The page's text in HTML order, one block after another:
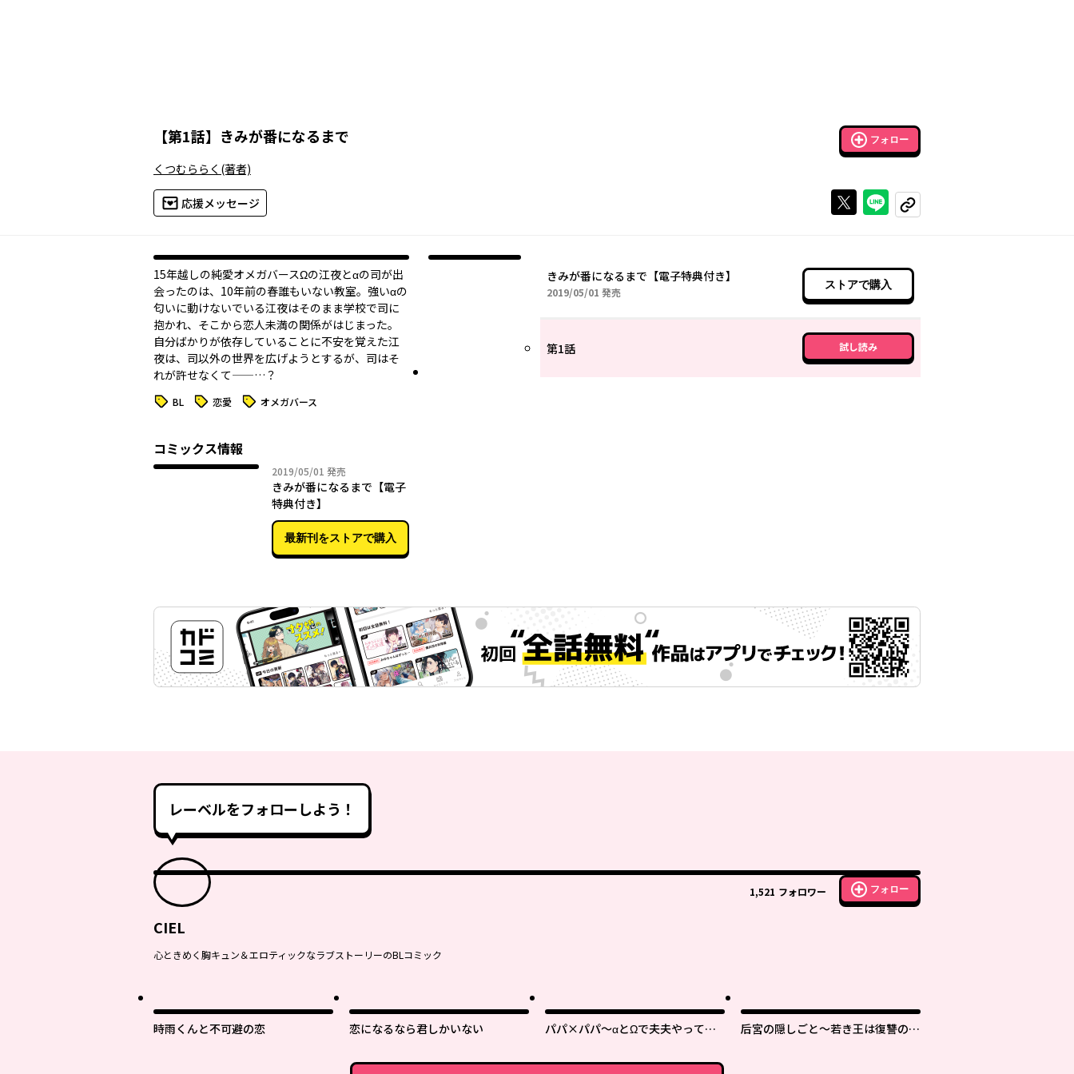
【第1話】 きみが番になるまで フォロー
くつむららく (著者)
応援メッセージ Xで投稿するラインでシェアする
コピーする
15年越しの純愛オメガバースΩの江夜とαの司が出
会ったのは、10年前の春―――誰もいない教室。強いαの
匂いに動けないでいる江夜はそのまま学校で司に
抱かれ、そこから恋人未満の関係がはじまった。
自分ばかりが依存していることに不安を覚えた江
夜は、司以外の世界を広げようとするが、司はそ
れが許せなくて――…？
タグ BL タグ 恋愛 タグ オメガバース
コミックス情報
2019/05/01 2019年05月01日
発売
きみが番になるまで【電子
特典付き】
最新刊をストアで購入
きみが番になるまで【電子特典付き】
2019/05/01 2019年05月01日
発売
ストアで購入
第1話 試し読み
レーベルをフォローしよう！
1,521 フォロワー フォロー
CIEL
心ときめく胸キュン＆エロティックなラブストーリーのBLコミック
時雨くんと不可避の恋 恋になるなら君しかいない
パパ×パパ～αとΩで夫夫やってま
后宮の隠しごと～若き王は復讐の褥